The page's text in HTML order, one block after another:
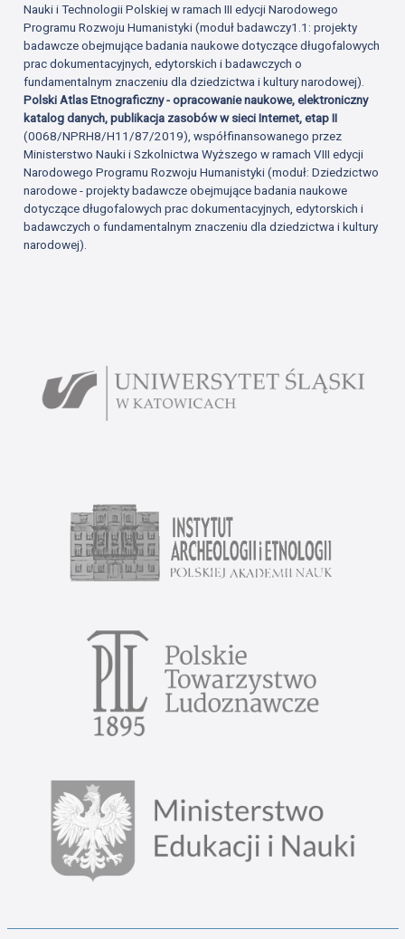
Nauki i Technologii Polskiej w ramach III edycji Narodowego
Programu Rozwoju Humanistyki (moduł badawczy1.1: projekty
badawcze obejmujące badania naukowe dotyczące długofalowych
prac dokumentacyjnych, edytorskich i badawczych o
fundamentalnym znaczeniu dla dziedzictwa i kultury narodowej).
Polski Atlas Etnograficzny - opracowanie naukowe, elektroniczny
katalog danych, publikacja zasobów w sieci Internet, etap II
(0068/NPRH8/H11/87/2019), współfinansowanego przez
Ministerstwo Nauki i Szkolnictwa Wyższego w ramach VIII edycji
Narodowego Programu Rozwoju Humanistyki (moduł: Dziedzictwo
narodowe - projekty badawcze obejmujące badania naukowe
dotyczące długofalowych prac dokumentacyjnych, edytorskich i
badawczych o fundamentalnym znaczeniu dla dziedzictwa i kultury
narodowej).